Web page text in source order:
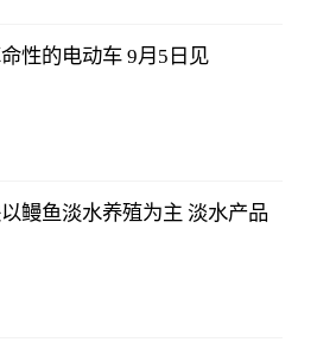
性的电动车 9月5日见
鳗鱼淡水养殖为主 淡水产品